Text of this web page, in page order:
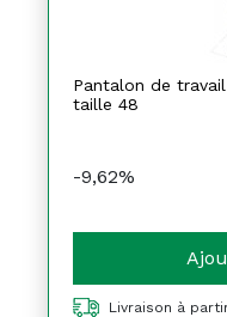
Pantalon de travail
taille 48
-9,62%
Livraison à